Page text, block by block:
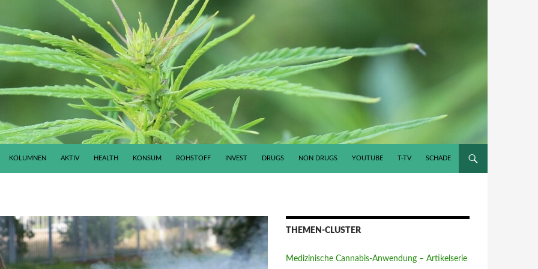
KOLUMNEN AKTIV HEALTH KONSUM ROHSTOFF INVEST DRUGS NON DRUGS YOUTUBE T-TV SCHADE
THEMEN-CLUSTER
Medizinische Cannabis-Anwendung – Artikelserie